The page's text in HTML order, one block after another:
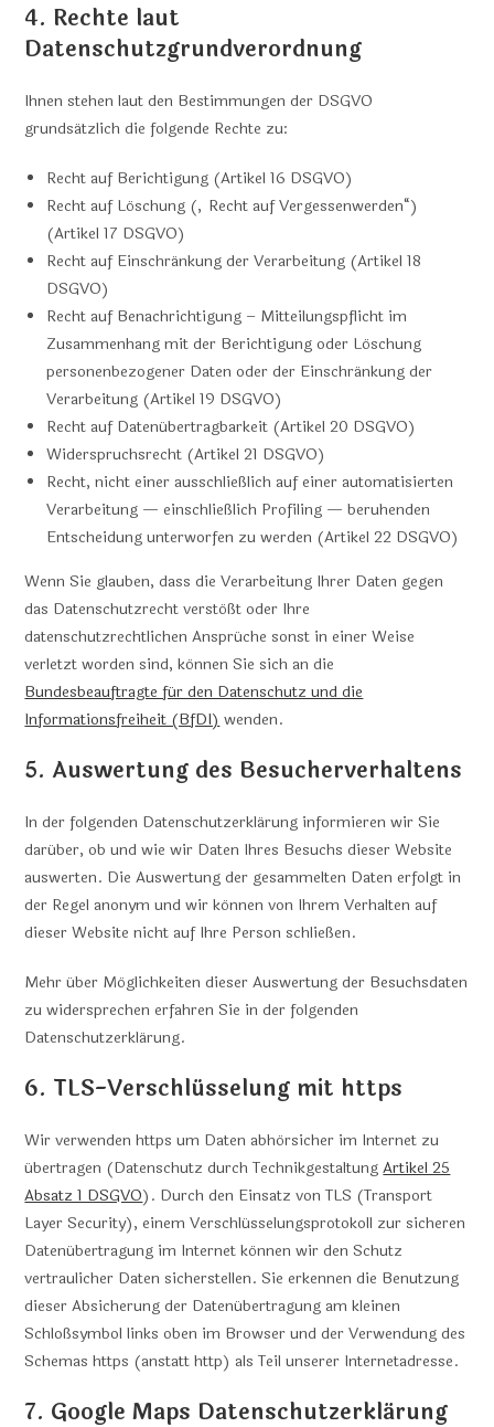
4. Rechte laut
Datenschutzgrundverordnung
Ihnen stehen laut den Bestimmungen der DSGVO
grundsätzlich die folgende Rechte zu:
Recht auf Berichtigung (Artikel 16 DSGVO)
Recht auf Löschung („Recht auf Vergessenwerden“)
(Artikel 17 DSGVO)
Recht auf Einschränkung der Verarbeitung (Artikel 18
DSGVO)
Recht auf Benachrichtigung – Mitteilungspflicht im
Zusammenhang mit der Berichtigung oder Löschung
personenbezogener Daten oder der Einschränkung der
Verarbeitung (Artikel 19 DSGVO)
Recht auf Datenübertragbarkeit (Artikel 20 DSGVO)
Widerspruchsrecht (Artikel 21 DSGVO)
Recht, nicht einer ausschließlich auf einer automatisierten
Verarbeitung — einschließlich Profiling — beruhenden
Entscheidung unterworfen zu werden (Artikel 22 DSGVO)
Wenn Sie glauben, dass die Verarbeitung Ihrer Daten gegen
das Datenschutzrecht verstößt oder Ihre
datenschutzrechtlichen Ansprüche sonst in einer Weise
verletzt worden sind, können Sie sich an die
Bundesbeauftragte für den Datenschutz und die
Informationsfreiheit (BfDI) wenden.
5. Auswertung des Besucherverhaltens
In der folgenden Datenschutzerklärung informieren wir Sie
darüber, ob und wie wir Daten Ihres Besuchs dieser Website
auswerten. Die Auswertung der gesammelten Daten erfolgt in
der Regel anonym und wir können von Ihrem Verhalten auf
dieser Website nicht auf Ihre Person schließen.
Mehr über Möglichkeiten dieser Auswertung der Besuchsdaten
zu widersprechen erfahren Sie in der folgenden
Datenschutzerklärung.
6. TLS-Verschlüsselung mit https
Wir verwenden https um Daten abhörsicher im Internet zu
übertragen (Datenschutz durch TechnikgestaltungArtikel 25
Absatz 1 DSGVO). Durch den Einsatz von TLS (Transport
Layer Security), einem Verschlüsselungsprotokoll zur sicheren
Datenübertragung im Internet können wir den Schutz
vertraulicher Daten sicherstellen. Sie erkennen die Benutzung
dieser Absicherung der Datenübertragung am kleinen
Schloßsymbol links oben im Browser und der Verwendung des
Schemas https (anstatt http) als Teil unserer Internetadresse.
7. Google Maps Datenschutzerklärung